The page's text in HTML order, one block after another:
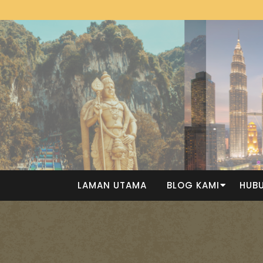
LAMAN UTAMA BLOG KAMI